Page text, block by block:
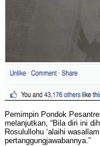
Pemimpin Pondok
melanjutkan, “Bila diri ini
Rosulullohu ‘alaihi
pertanggungjawabannya.”